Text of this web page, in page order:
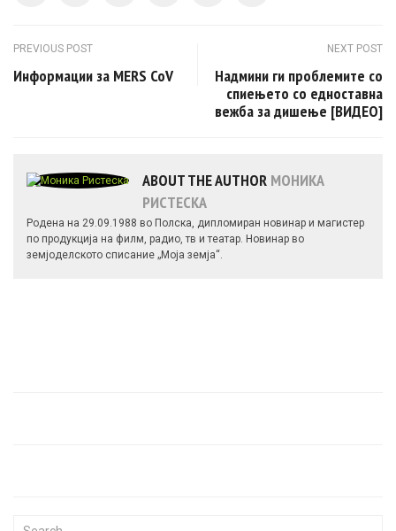
Post navigation
PREVIOUS POST
Информации за MERS CoV
NEXT POST
Надмини ги проблемите со
спиењето со едноставна
вежба за дишење [ВИДЕО]
ABOUT THE AUTHOR МОНИКА
РИСТЕСКА
Родена на 29.09.1988 во Полска, дипломиран новинар и магистер
по продукција на филм, радио, тв и театар. Новинар во
земјоделското списание „Моја земја“.
Search for: